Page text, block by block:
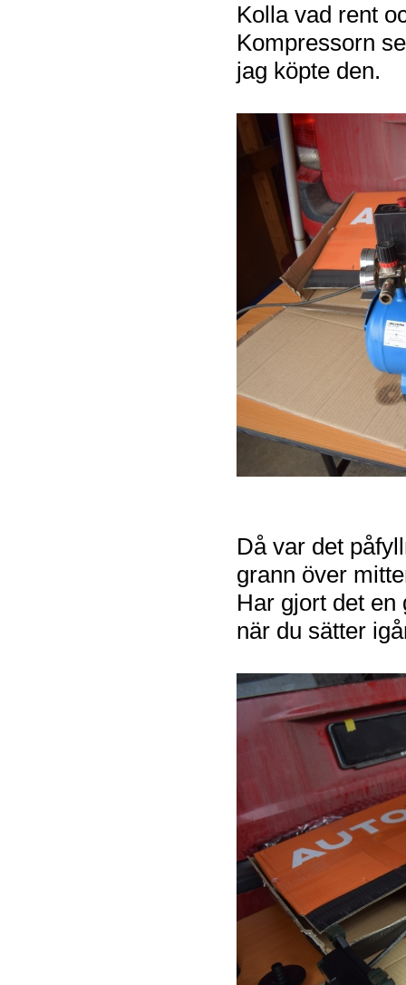
Kolla vad rent
Kompressorn
jag köpte den.
Då var det
grann över
Har gjort det en
när du sätter